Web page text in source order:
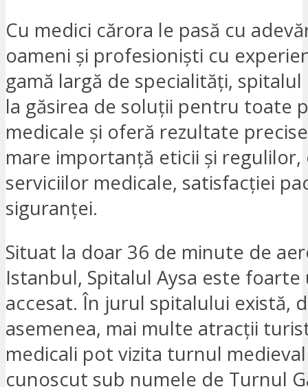
Cu medici cărora le pasă cu
oameni și profesioniști cu
gamă largă de specialități,
la găsirea de soluții pentru toate
medicale și oferă rezultate
mare importanță eticii și regulilor,
serviciilor medicale, satisfacției
siguranței.
Situat la doar 36 de minute de
Istanbul, Spitalul Aysa este foarte
accesat. În jurul spitalului există,
asemenea, mai multe atracții
medicali pot vizita turnul
cunoscut sub numele de Turnul